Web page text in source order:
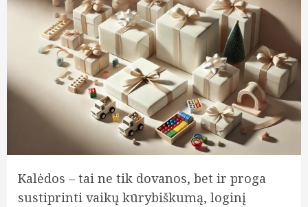
Kalėdos – tai ne tik dovanos, bet ir proga
sustiprinti vaikų kūrybiškumą, loginį